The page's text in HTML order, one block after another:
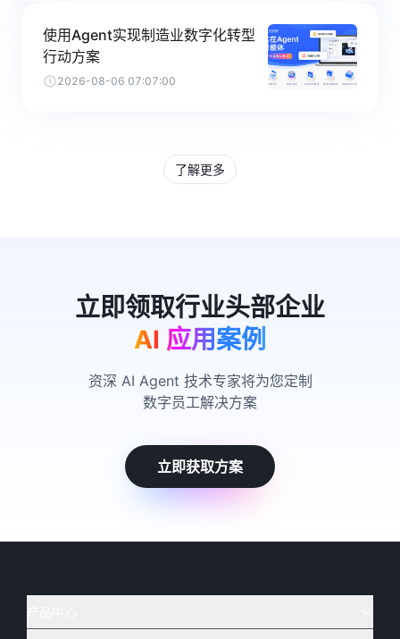
使用Agent实现制造业数字化转型
行动方案
2026-08-06 07:07:00
了解更多
AI 应用案例
资深 AI Agent 技术专家将为您定制
数字员工解决方案
立即获取方案